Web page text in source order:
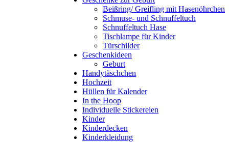
Beißring/ Greifling mit Hasenöhrchen
Schmuse- und Schnuffeltuch
Schnuffeltuch Hase
Tischlampe für Kinder
Türschilder
Geschenkideen
Geburt
Handytäschchen
Hochzeit
Hüllen für Kalender
In the Hoop
Individuelle Stickereien
Kinder
Kinderdecken
Kinderkleidung